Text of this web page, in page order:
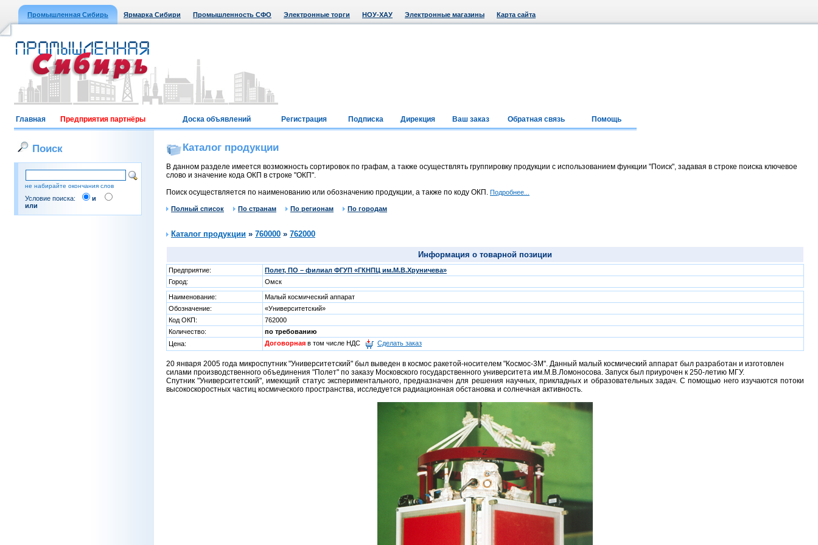
Промышленная Сибирь Ярмарка Сибири Промышленность СФО Электронные торги НОУ-ХАУ Электронные магазины Карта сайта
Главная Предприятия партнёры Доска объявлений Регистрация Подписка Дирекция Ваш заказ Обратная связь Помощь
Поиск
не набирайте окончания слов
Условие поиска:
и
или
Каталог продукции
В данном разделе имеется возможность сортировок по графам, а также осуществлять группировку продукции с использованием функции "Поиск", задавая в строке поиска ключевое
слово и значение кода ОКП в строке "ОКП".
Поиск осуществляется по наименованию или обозначению продукции, а также по коду ОКП. Подробнее...
Полный список По странам По регионам По городам
Каталог продукции » 760000 » 762000
Информация о товарной позиции
Предприятие:
Полет, ПО – филиал ФГУП «ГКНПЦ им.М.В.Хруничева»
Город:
Омск
Наименование:
Малый космический аппарат
Обозначение:
«Университетский»
Код ОКП:
762000
Количество:
по требованию
Цена:
Договорная в том числе НДС Сделать заказ
20 января 2005 года микроспутник "Университетский" был выведен в космос ракетой-носителем "Космос-3М". Данный малый космический аппарат был разработан и изготовлен
силами производственного объединения "Полет" по заказу Московского государственного университета им.М.В.Ломоносова. Запуск был приурочен к 250-летию МГУ.
Спутник "Университетский", имеющий статус экспериментального, предназначен для решения научных, прикладных и образовательных задач. С помощью него изучаются потоки
высокоскоростных частиц космического пространства, исследуется радиационная обстановка и солнечная активность.